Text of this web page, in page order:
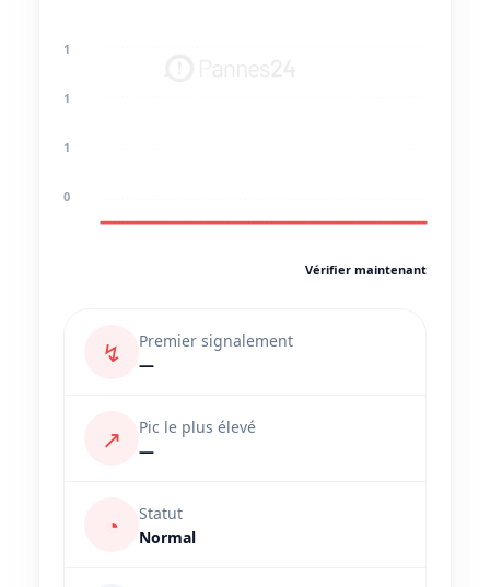
1
1
1
0
Vérifier maintenant
↯
Premier signalement
—
↗
Pic le plus élevé
—
◔
Statut
Normal